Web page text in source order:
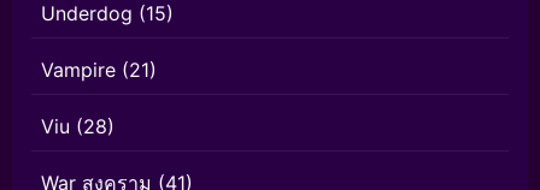
Underdog (15)
Vampire (21)
Viu (28)
War สงคราม (41)